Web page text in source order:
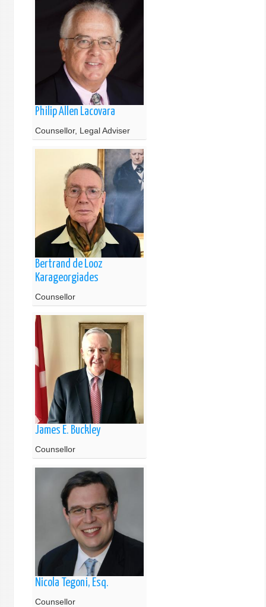
Philip Allen Lacovara
Counsellor, Legal Adviser
Bertrand de Looz
Karageorgiades
Counsellor
James E. Buckley
Counsellor
Nicola Tegoni, Esq.
Counsellor